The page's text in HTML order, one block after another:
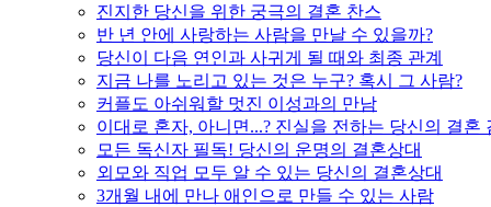
진지한 당신을 위한 궁극의 결혼 찬스
반 년 안에 사랑하는 사람을 만날 수 있을까?
당신이 다음 연인과 사귀게 될 때와 최종 관계
지금 나를 노리고 있는 것은 누구? 혹시 그 사람?
커플도 아쉬워할 멋진 이성과의 만남
이대로 혼자, 아니면...? 진실을 전하는 당신의 결혼
모든 독신자 필독! 당신의 운명의 결혼상대
외모와 직업 모두 알 수 있는 당신의 결혼상대
3개월 내에 만나 애인으로 만들 수 있는 사람